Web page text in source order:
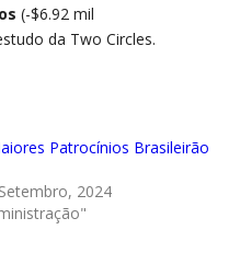
(-$6.92 mil
da Two Circles.
Patrocínios Brasileirão
2024